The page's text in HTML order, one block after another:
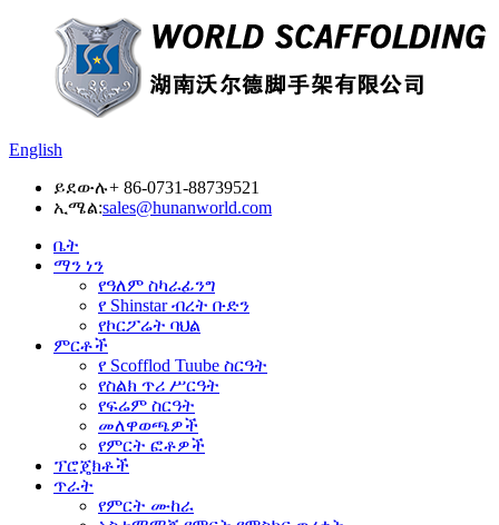
English
ይደውሉ+ 86-0731-88739521
ኢሜል:sales@hunanworld.com
ቤት
ማን ነን
የዓለም ስካራፊንግ
የ Shinstar ብረት ቡድን
የኮርፖሬት ባህል
ምርቶች
የ Scofflod Tuube ስርዓት
የስልክ ጥሪ ሥርዓት
የፍሬም ስርዓት
መለዋወጫዎች
የምርት ፎቶዎች
ፕሮጄክቶች
ጥራት
የምርት ሙከራ